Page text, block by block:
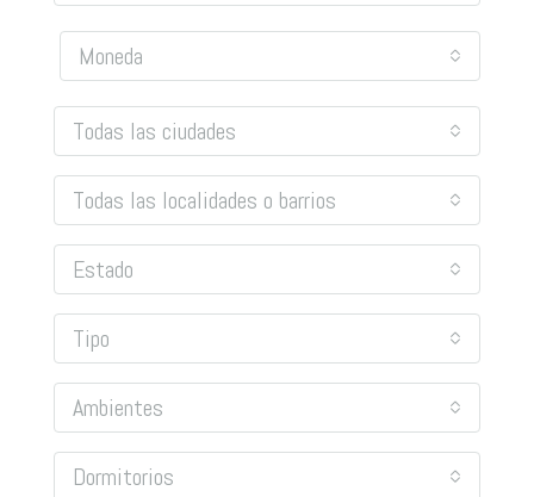
Moneda
Todas las ciudades
Todas las localidades o barrios
Estado
Tipo
Ambientes
Dormitorios